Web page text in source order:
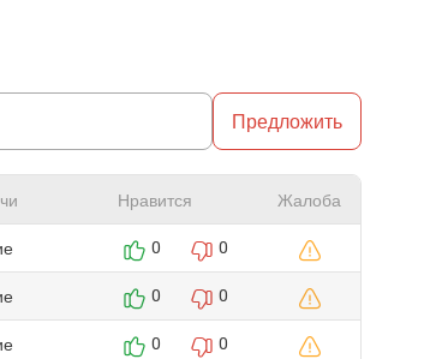
Предложить
Нравится Жалоба
0 0
0 0
0 0